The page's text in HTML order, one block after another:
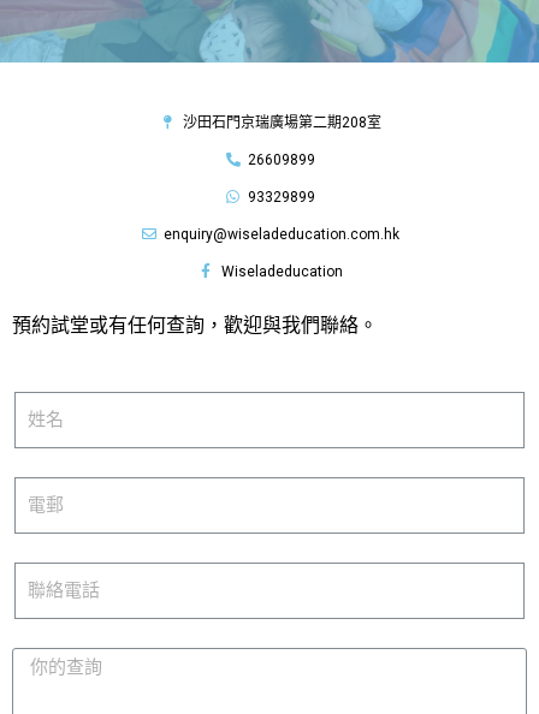
沙田石門京瑞廣場第二期208室
26609899
93329899
enquiry@wiseladeducation.com.hk
Wiseladeducation
預約試堂或有任何查詢，歡迎與我們聯絡。